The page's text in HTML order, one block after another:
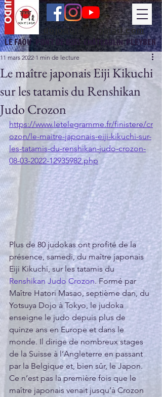
dojoaulne@gmail.com
LE FAOU PONT DE BUIS CHÂTEAULINPLEYBEN
Le maître japonais Eiji Kikuchi
sur les tatamis du Renshikan
Judo Crozon
11 mars 2022 1 min de lecture
https://www.letelegramme.fr/finistere/cr
ozon/le-maitre-japonais-eiji-kikuchi-sur-
les-tatamis-du-renshikan-judo-crozon-
08-03-2022-12935982.php
Plus de 80 judokas ont profité de la
présence, samedi, du maître japonais
Eiji Kikuchi, sur les tatamis du
Renshikan Judo Crozon. Formé par
Maître Hatori Masao, septième dan, du
Yotsuya Dojo à Tokyo, le judoka
enseigne le judo depuis plus de
quinze ans en Europe et dans le
monde. Il dirige de nombreux stages
de la Suisse à l’Angleterre en passant
par la Belgique et, bien sûr, le Japon.
Ce n’est pas la première fois que le
maître japonais venait jusqu’à Crozon